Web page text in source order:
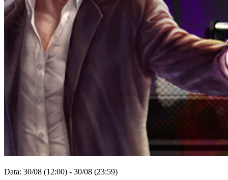
TH
TR
Gra
Rozgrywka
Wydarzenia
grze
Wiadomości
Media
Przewodniki
Forum
Data: 30/08 (12:00) - 30/08 (23:59)